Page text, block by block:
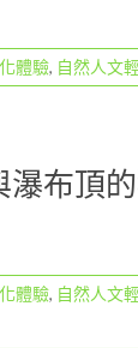
體驗, 自然人文
布頂
體驗, 自然人文